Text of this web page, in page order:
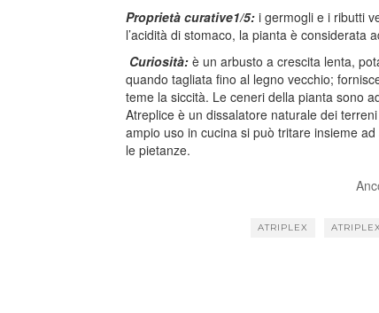
Proprietà curative1/5: i germogli e i ributti
l’acidità di stomaco, la pianta è considerata
Curiosità: è un arbusto a crescita lenta,
quando tagliata fino al legno vecchio;
teme la siccità. Le ceneri della pianta sono
Atreplice è un dissalatore naturale dei
ampio uso in cucina si può tritare insieme
le pietanze.
ATRIPLEX